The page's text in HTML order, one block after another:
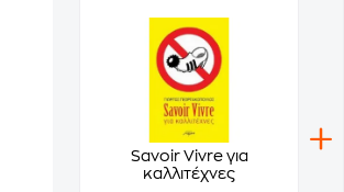
Savoir Vivre για
καλλιτέχνες